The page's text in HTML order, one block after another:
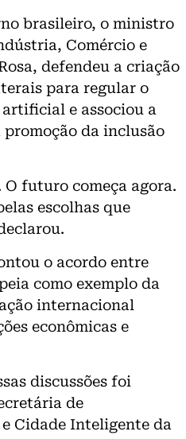
brasileiro, o ministro
Comércio e
defendeu a criação
para regular o
e associou a
da inclusão
futuro começa agora.
escolhas que
o acordo entre
como exemplo da
internacional
econômicas e
discussões foi
de
Cidade Inteligente da